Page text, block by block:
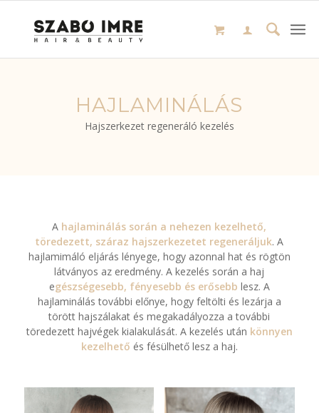
HAJLAMINÁLÁS
Hajszerkezet regeneráló kezelés
A hajlaminálás során a nehezen kezelhető,
töredezett, száraz hajszerkezetet regeneráljuk. A
hajlamimáló eljárás lényege, hogy azonnal hat és rögtön
látványos az eredmény. A kezelés során a haj
egészségesebb, fényesebb és erősebb lesz. A
hajlaminálás további előnye, hogy feltölti és lezárja a
törött hajszálakat és megakadályozza a további
töredezett hajvégek kialakulását. A kezelés után könnyen
kezelhető és fésülhető lesz a haj.